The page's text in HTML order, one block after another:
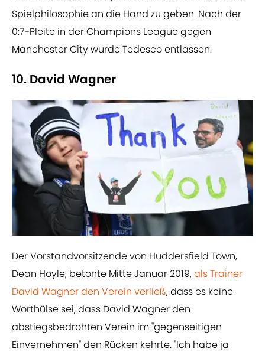
Spielphilosophie an die Hand zu geben. Nach der
0:7-Pleite in der Champions League gegen
Manchester City wurde Tedesco entlassen.
10. David Wagner
Der Vorstandvorsitzende von Huddersfield Town,
Dean Hoyle, betonte Mitte Januar 2019,als Trainer
David Wagner den Verein verließ, dass es keine
Worthülse sei, dass David Wagner den
abstiegsbedrohten Verein im "gegenseitigen
Einvernehmen" den Rücken kehrte. "Ich habe ja